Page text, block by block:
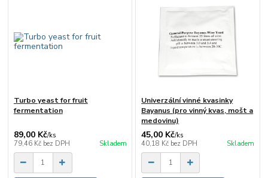
Turbo yeast for fruit
fermentation
89,00 Kč/ks
79,46 Kč bez DPH Skladem
Univerzální vinné kvasinky
Bayanus (pro vinný kvas, mošt a
medovinu)
45,00 Kč/ks
40,18 Kč bez DPH Skladem